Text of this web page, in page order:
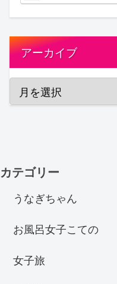
アーカイブ
カテゴリー
うなぎちゃん
お風呂女子こての
女子旅